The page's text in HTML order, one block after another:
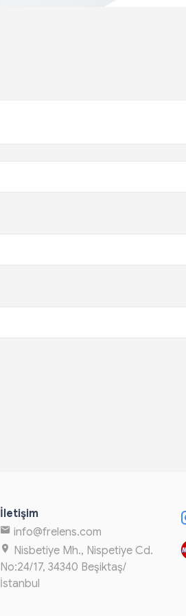
İletişim
info@frelens.com
Nisbetiye Mh., Nispetiye Cd.
No:24/17, 34340 Beşiktaş/
İstanbul